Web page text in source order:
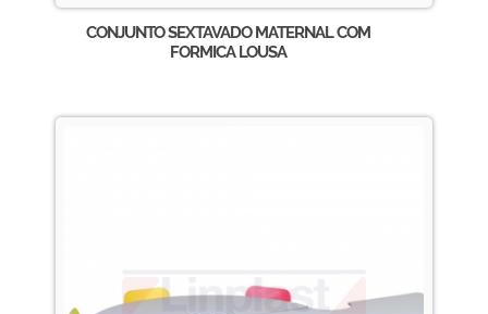
CONJUNTO SEXTAVADO MATERNAL COM
FORMICA LOUSA